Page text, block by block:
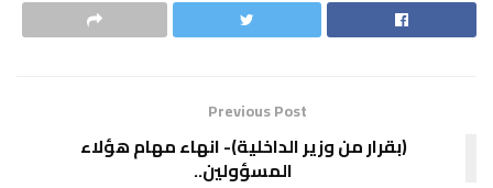
Previous Post
(بقرار من وزير الداخلية)- انهاء مهام هؤلاء
المسؤولين..